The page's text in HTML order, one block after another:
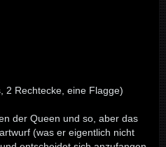
2 Rechtecke, eine Flagge)
der Queen und so, aber das
(was er eigentlich nicht